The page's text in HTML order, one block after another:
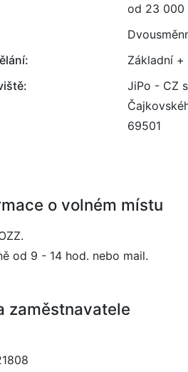
od 23 000
Základní
JiPo - CZ
69501
o volném místu
od 9 - 14 hod. nebo mail.
zaměstnavatele